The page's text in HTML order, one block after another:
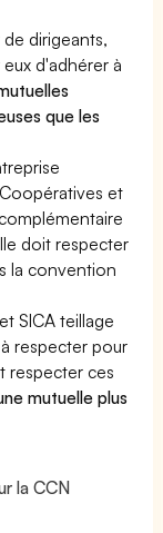
dirigeants,
d'adhérer à
que les
et
doit respecter
la convention
SICA teillage
respecter pour
respecter ces
mutuelle plus
la CCN